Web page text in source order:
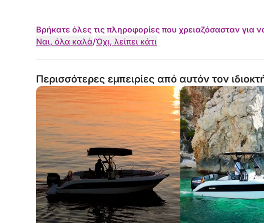
-DÉNIA-
•Παραλία Les Marines.
•Les Rotes.
•Punta Negra.
•La Cova Tallada.
•Φυσικό Καταφύγιο Montgó.
•Ακρωτήριο San Antonio.
Βρήκατε όλες τις πληροφορίες που χρειαζόσασταν για
Ναι, όλα καλά/Όχι, λείπει κάτι
Περισσότερες εμπειρίες από αυτόν τον